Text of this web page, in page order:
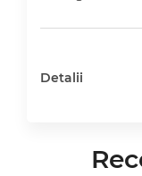
Detalii